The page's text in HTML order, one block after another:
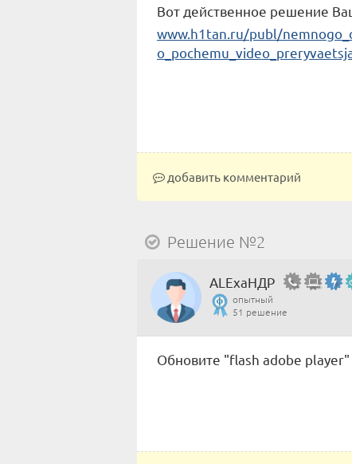
Вот действенное решение
www.h1tan.ru/publ/
добавить комментарий
Решение №2
ALExаНДР
опытный
51 решение
Обновите "flash adobe player"